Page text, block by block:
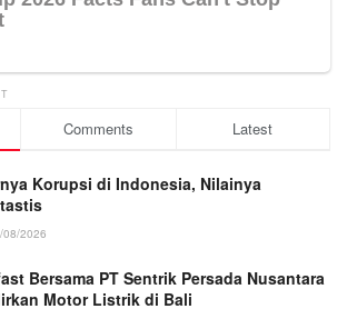
Comments Latest
Korupsi di Indonesia, Nilainya
08/2026
Bersama PT Sentrik Persada Nusantara
Motor Listrik di Bali